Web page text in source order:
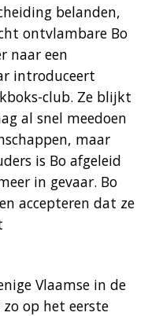
belanden,
ontvlambare Bo
naar een
introduceert
club. Ze blijkt
al snel meedoen
maar
is Bo afgeleid
in gevaar. Bo
accepteren dat ze
Vlaamse in de
op het eerste